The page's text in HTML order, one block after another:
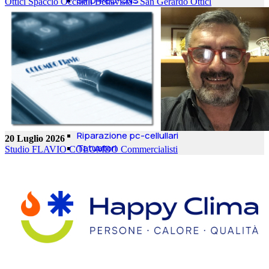
Cremazione Animali
Agenzia Investigativa
Amministrazioni Condominiali
Servizi di Concierge
Colf e Badanti
Servizi Professionali
PER LE FAMIGLIE
Lavanderie
Luce e Gas
NEGOZI
Riparazione pc-cellullari
Tatuatori
Pasticcerie
Vini
Birre
Alcolici
20 Luglio 2026
Studio FLAVIO COLOMBO Commercialisti